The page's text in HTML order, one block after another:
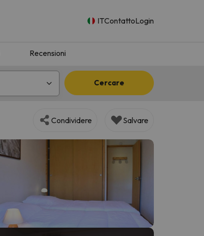
ITContattoLogin
Recensioni
Cercare
Condividere Salvare